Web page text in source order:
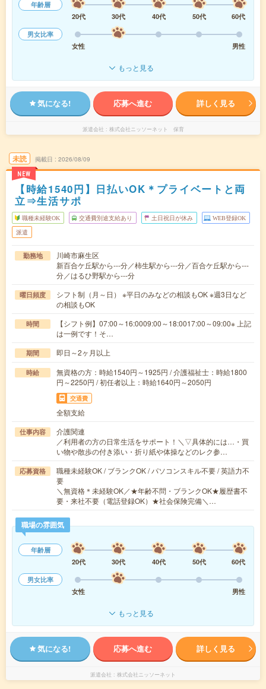
年齢層
20代
30代 40代 50代
60代
男女比率
女性
男性
もっと見る
気になる! 応募へ進む 詳しく見る
派遣会社 株式会社ニッソーネット 保育
未読
NEW
掲載日 2026/08/09
【時給1540円】日払いOK＊プライベートと両
立⇒生活サポ
職種未経験OK 交通費別途支給あり 土日祝日が休み WEB登録OK
派遣
勤務地
川崎市麻生区
新百合ケ丘駅から---分／柿生駅から---分／百合ケ丘駅から---
分／はるひ野駅から---分
曜日頻度
シフト制（月～日） ※平日のみなどの相談もOK ※週3日など
の相談もOK
時間
【シフト例】07:00～16:0009:00～18:0017:00～09:00※ 上記
は一例です！そ…
期間 即日～2ヶ月以上
時給
無資格の方：時給1540円～1925円 / 介護福祉士：時給1800
円～2250円 / 初任者以上：時給1640円～2050円
交通費
全額支給
仕事内容
介護関連
／利用者の方の日常生活をサポート！＼▽具体的には…・買
い物や散歩の付き添い・折り紙や体操などのレク参…
応募資格
職種未経験OK / ブランクOK / パソコンスキル不要 / 英語力不
要
＼無資格＊未経験OK／★年齢不問・ブランクOK★履歴書不
要・来社不要（電話登録OK）★社会保険完備＼…
職場の雰囲気
年齢層
20代
30代 40代 50代
60代
男女比率
女性
男性
もっと見る
気になる! 応募へ進む 詳しく見る
派遣会社 株式会社ニッソーネット